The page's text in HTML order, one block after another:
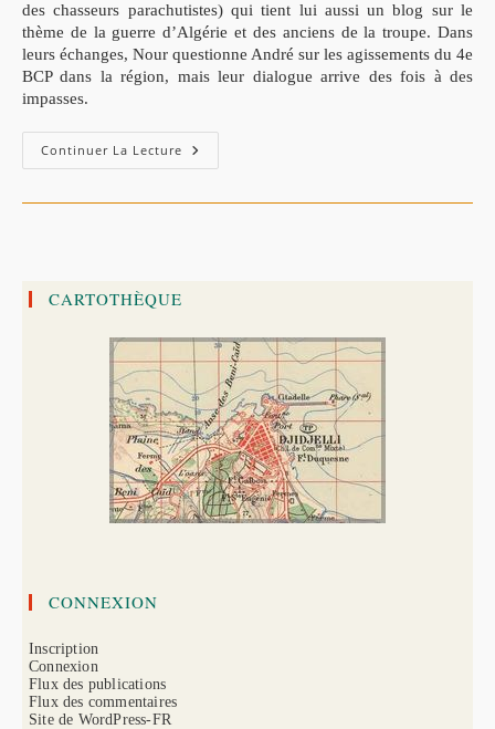
des chasseurs parachutistes) qui tient lui aussi un blog sur le
thème de la guerre d’Algérie et des anciens de la troupe. Dans
leurs échanges, Nour questionne André sur les agissements du 4e
BCP dans la région, mais leur dialogue arrive des fois à des
impasses.
Continuer La Lecture Beni-
Oudjehane
CARTOTHÈQUE
CONNEXION
Inscription
Connexion
Flux des publications
Flux des commentaires
Site de WordPress-FR